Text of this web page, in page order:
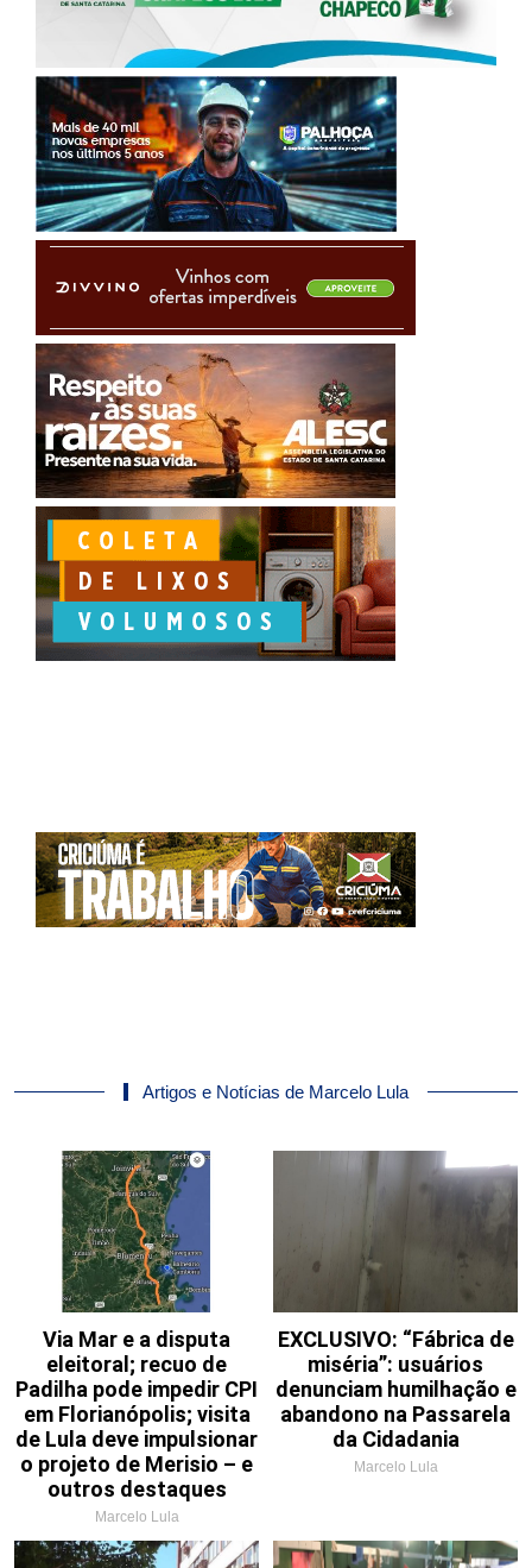
Artigos e Notícias de Marcelo Lula
Via Mar e a disputa
eleitoral; recuo de
Padilha pode impedir CPI
em Florianópolis; visita
de Lula deve impulsionar
o projeto de Merisio – e
outros destaques
Marcelo Lula
EXCLUSIVO: “Fábrica de
miséria”: usuários
denunciam humilhação e
abandono na Passarela
da Cidadania
Marcelo Lula